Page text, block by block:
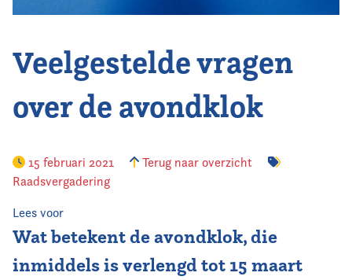
Veelgestelde vragen
over de avondklok
15 februari 2021
Terug naar overzicht
Raadsvergadering
Lees voor
Wat betekent de avondklok, die
inmiddels is verlengd tot 15 maart